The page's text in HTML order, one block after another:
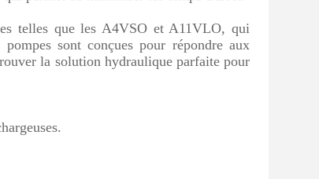
telles que les A4VSO et A11VLO, qui
sont conçues pour répondre aux
la solution hydraulique parfaite pour